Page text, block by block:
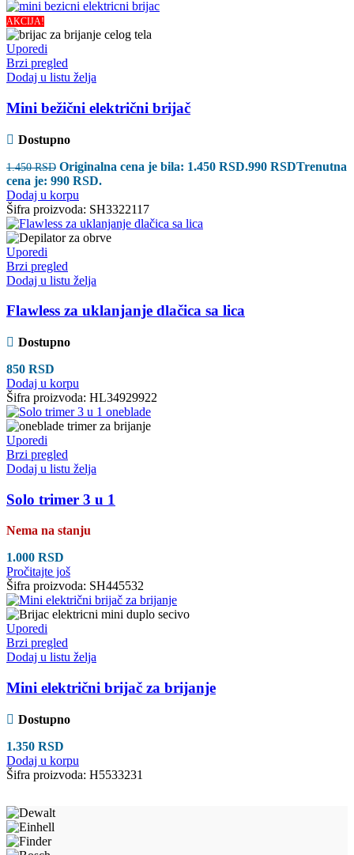
AKCIJA!
Uporedi
Brzi pregled
Dodaj u listu želja
Mini bežični električni brijač
Dostupno
1.450RSD Originalna cena je bila: 1.450 RSD.990 RSDTrenutna
cena je: 990 RSD.
Dodaj u korpu
Šifra proizvoda: SH3322117
Uporedi
Brzi pregled
Dodaj u listu želja
Flawless za uklanjanje dlačica sa lica
Dostupno
850 RSD
Dodaj u korpu
Šifra proizvoda: HL34929922
Uporedi
Brzi pregled
Dodaj u listu želja
Solo trimer 3 u 1
Nema na stanju
1.000 RSD
Pročitajte još
Šifra proizvoda: SH445532
Uporedi
Brzi pregled
Dodaj u listu želja
Mini električni brijač za brijanje
Dostupno
1.350 RSD
Dodaj u korpu
Šifra proizvoda: H5533231